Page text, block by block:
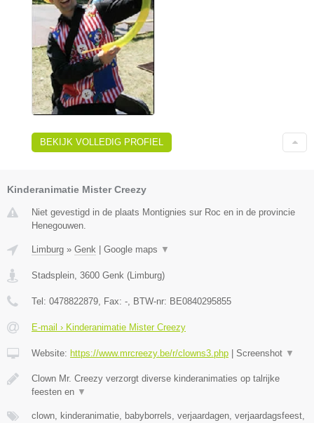
BEKIJK VOLLEDIG PROFIEL
Kinderanimatie Mister Creezy
Niet gevestigd in de plaats Montignies sur Roc en in de provincie
Henegouwen.
Limburg » Genk Google maps ▼
Stadsplein, 3600 Genk (Limburg)
Tel: 0478822879, Fax: -, BTW-nr: BE0840295855
E-mail › Kinderanimatie Mister Creezy
Website: https://www.mrcreezy.be/r/clowns3.php Screenshot ▼
Clown Mr. Creezy verzorgt diverse kinderanimaties op talrijke
feesten en ▼
clown, kinderanimatie, babyborrels, verjaardagen, verjaardagsfeest,